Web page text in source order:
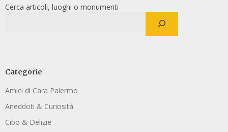
Cerca articoli, luoghi o monumenti
Categorie
Amici di Cara Palermo
Aneddoti & Curiosità
Cibo & Delizie